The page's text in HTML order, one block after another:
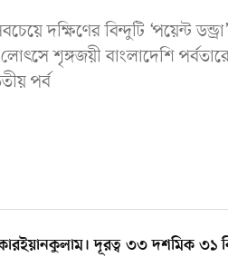
দক্ষিণের বিন্দুটি ‘পয়েন্ট
শৃঙ্গজয়ী বাংলাদেশি
পর্ব
দূরত্ব ৩৩ দশমিক ৩১